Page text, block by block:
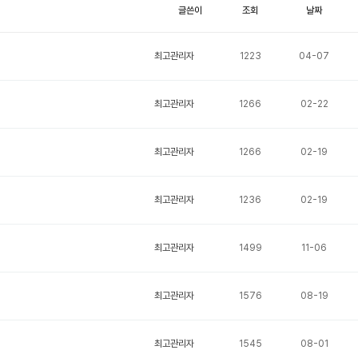
글쓴이 조회 날짜
최고관리자 1223 04-07
최고관리자 1266 02-22
최고관리자 1266 02-19
최고관리자 1236 02-19
최고관리자 1499 11-06
최고관리자 1576 08-19
최고관리자 1545 08-01